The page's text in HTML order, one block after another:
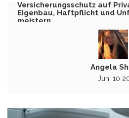
Versicherungsschutz auf
Eigenbau, Haftpflicht und
meistern
Angela
Jun, 10